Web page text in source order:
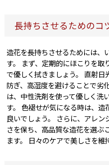
長持ちさせるためのコ
造花を長持ちさせるためには、
す。 まず、定期的にほこりを
で優しく拭きましょう。 直射
防ぎ、高湿度を避けることで劣
は、中性洗剤を使って優しく洗
す。 色褪せが気になる時は、
良いでしょう。 さらに、アレ
さを保ち、高品質な造花を選ぶ
ます。 日々のケアで美しさを維